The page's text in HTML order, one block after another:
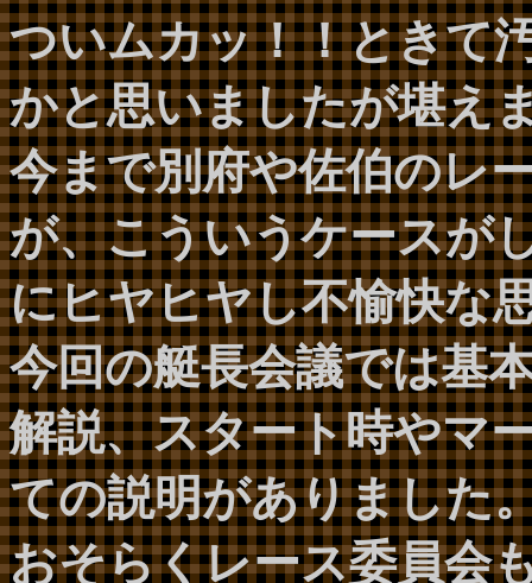
ついムカッ！！ときて
かと思いましたが堪え
今まで別府や佐伯のレ
が、こういうケースが
にヒヤヒヤし不愉快な
今回の艇長会議では基
解説、スタート時やマ
ての説明がありました
おそらくレース委員会